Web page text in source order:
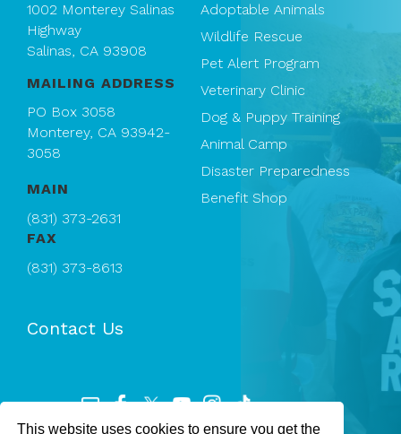
This website uses cookies to ensure you get the
1002 Monterey Salinas
Highway
Salinas, CA 93908
MAILING ADDRESS
PO Box 3058
Monterey, CA 93942-
3058
MAIN
(831) 373-2631
FAX
(831) 373-8613
Contact Us
Adoptable Animals
Wildlife Rescue
Pet Alert Program
Veterinary Clinic
Dog & Puppy Training
Animal Camp
Disaster Preparedness
Benefit Shop